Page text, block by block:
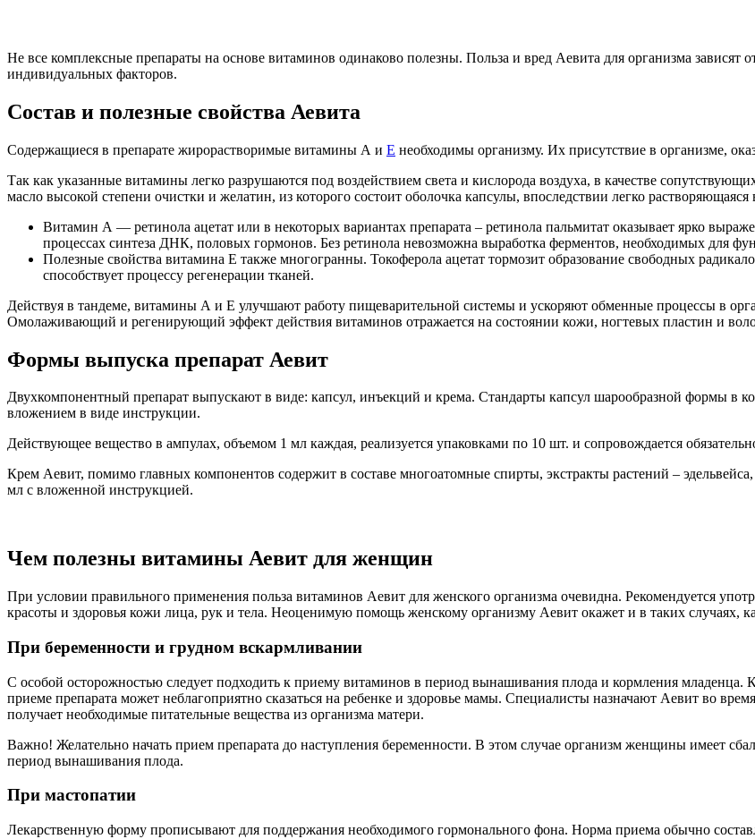
Не все комплексные препараты на основе витаминов одинаково полезны. Польза и вред Аевита для организма зависят
индивидуальных факторов.
Состав и полезные свойства Аевита
Содержащиеся в препарате жирорастворимые витамины А и Е необходимы организму. Их присутствие в организме,
Так как указанные витамины легко разрушаются под воздействием света и кислорода воздуха, в качестве
масло высокой степени очистки и желатин, из которого состоит оболочка капсулы, впоследствии легко растворяющаяся
Витамин А — ретинола ацетат или в некоторых вариантах препарата – ретинола пальмитат оказывает ярко
процессах синтеза ДНК, половых гормонов. Без ретинола невозможна выработка ферментов, необходимых для
Полезные свойства витамина Е также многогранны. Токоферола ацетат тормозит образование свободных
способствует процессу регенерации тканей.
Действуя в тандеме, витамины А и Е улучшают работу пищеварительной системы и ускоряют обменные процессы в
Омолаживающий и регенирующий эффект действия витаминов отражается на состоянии кожи, ногтевых пластин и
Формы выпуска препарат Аевит
Двухкомпонентный препарат выпускают в виде: капсул, инъекций и крема. Стандарты капсул шарообразной формы в
вложением в виде инструкции.
Действующее вещество в ампулах, объемом 1 мл каждая, реализуется упаковками по 10 шт. и сопровождается
Крем Аевит, помимо главных компонентов содержит в составе многоатомные спирты, экстракты растений –
мл с вложенной инструкцией.
Чем полезны витамины Аевит для женщин
При условии правильного применения польза витаминов Аевит для женского организма очевидна. Рекомендуется
красоты и здоровья кожи лица, рук и тела. Неоценимую помощь женскому организму Аевит окажет и в таких случаях,
При беременности и грудном вскармливании
С особой осторожностью следует подходить к приему витаминов в период вынашивания плода и кормления младенца.
приеме препарата может неблагоприятно сказаться на ребенке и здоровье мамы. Специалисты назначают Аевит во
получает необходимые питательные вещества из организма матери.
Важно! Желательно начать прием препарата до наступления беременности. В этом случае организм женщины имеет
период вынашивания плода.
При мастопатии
Лекарственную форму прописывают для поддержания необходимого гормонального фона. Норма приема обычно